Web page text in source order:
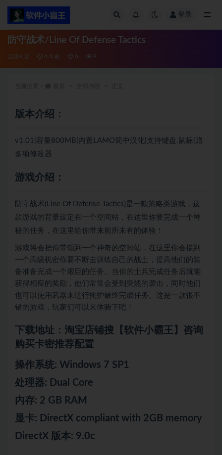
登录
防守战术/Line Of Defense Tactics
全部内容 4 年前 0 9
版本介绍：
v1.01|容量800MB|内置LAMO简中汉化|支持键盘.鼠标|赠
多项修改器
游戏介绍：
防守战术(Line Of Defense Tactics)是一款策略类游戏，这
款游戏的背景设定在一个空间站，在这里你要完成一个神
秘的任务，在这里给你带来前所未有的体验！
游戏将会把你带领到一个神奇的空间站，在这里你会接到
一个高级机密你要不断去训练自己的战士，提高他们的装
备准备完成一个艰巨的任务。当你的士兵完成任务后就能
获得相应的奖励，他们常常会受到突然的袭击，同时他们
也可以使用武器来进行掩护最终完成任务。这是一款很不
错的游戏，玩家们可以来体验下吧！
下载地址：淘宝店铺搜【软件小霸王】咨询
购买卡密推荐配置
操作系统: Windows 7 SP1
处理器: Dual Core
内存: 2 GB RAM
显卡: DirectX compliant with 2GB memory
DirectX 版本: 9.0c